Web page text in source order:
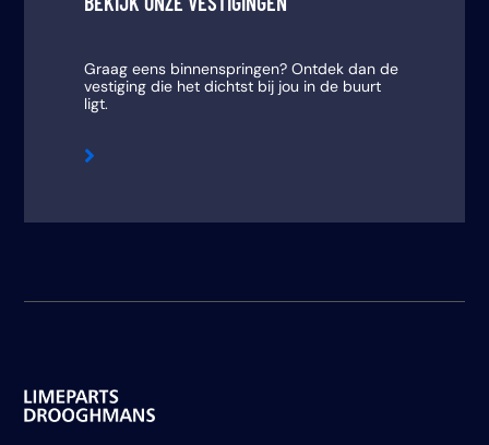
Graag eens binnenspringen? Ontdek dan de
vestiging die het dichtst bij jou in de buurt
ligt.
